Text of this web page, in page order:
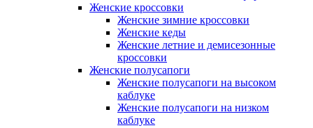
Женские кроссовки
Женские зимние кроссовки
Женские кеды
Женские летние и демисезонные
кроссовки
Женские полусапоги
Женские полусапоги на высоком
каблуке
Женские полусапоги на низком
каблуке